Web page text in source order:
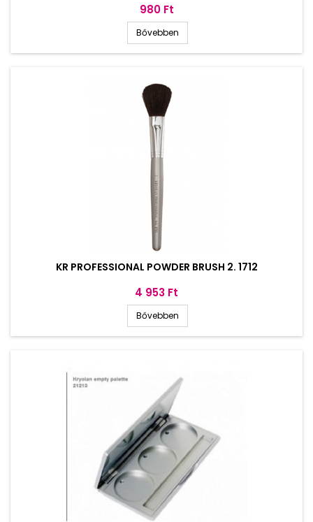
Ár
980 Ft
Bővebben
KR PROFESSIONAL POWDER BRUSH 2. 1712
Ár
4 953 Ft
Bővebben